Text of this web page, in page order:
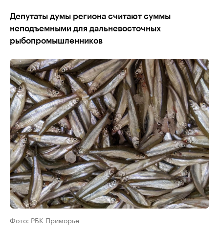
Депутаты думы региона считают суммы
неподъемными для дальневосточных
рыбопромышленников
Фото: РБК Приморье